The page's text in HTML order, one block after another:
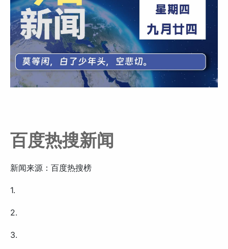
百度热搜新闻
新闻来源：百度热搜榜
1.
2.
3.